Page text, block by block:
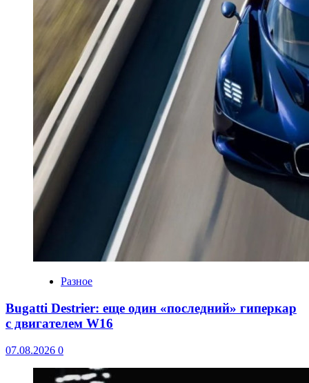
Разное
Bugatti Destrier: еще один «последний» гиперкар
с двигателем W16
07.08.2026 0